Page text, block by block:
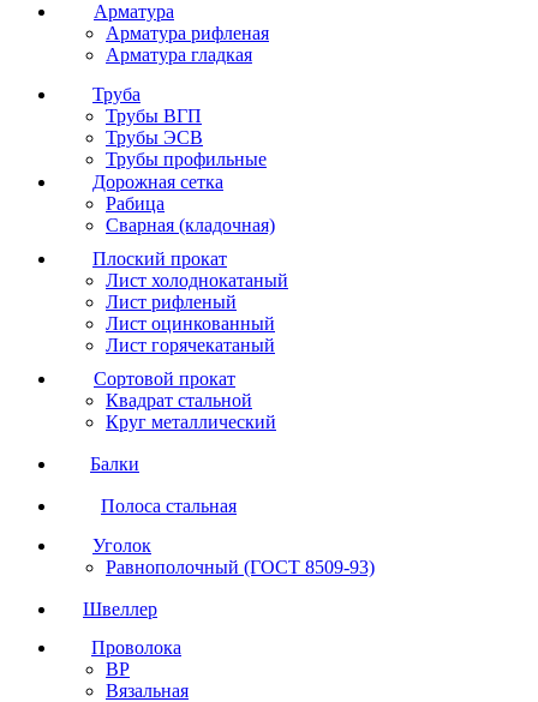
Арматура
Арматура рифленая
Арматура гладкая
Труба
Трубы ВГП
Трубы ЭСВ
Трубы профильные
Дорожная сетка
Рабица
Сварная (кладочная)
Плоский прокат
Лист холоднокатаный
Лист рифленый
Лист оцинкованный
Лист горячекатаный
Сортовой прокат
Квадрат стальной
Круг металлический
Балки
Полоса стальная
Уголок
Равнополочный (ГОСТ 8509-93)
Швеллер
Проволока
ВР
Вязальная